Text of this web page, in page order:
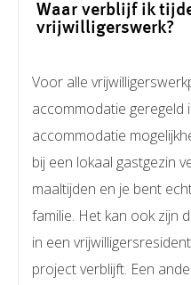
Waar verblijf ik
vrijwilligerswerk?
Voor alle
accommodatie geregeld
accommodatie
bij een lokaal gastgezin
maaltijden en je bent
familie. Het kan ook zijn
in een
project verblijft. Een